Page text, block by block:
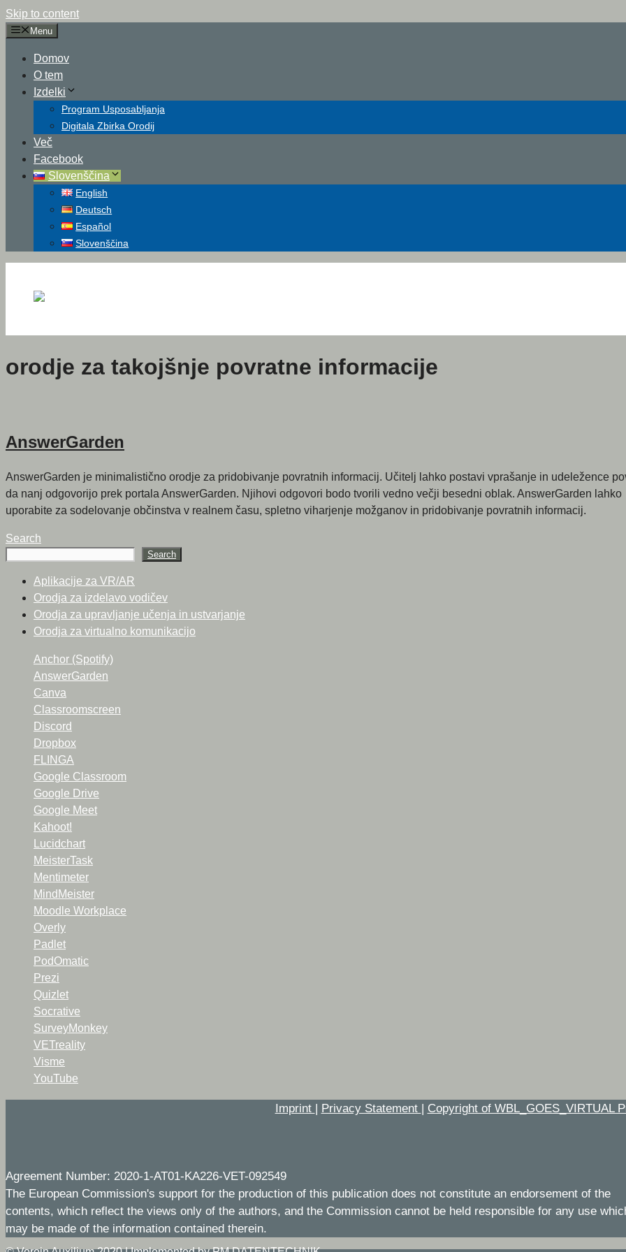
Skip to content
Menu
Domov
O tem
Izdelki
Program Usposabljanja
Digitala Zbirka Orodij
Več
Facebook
Slovenščina
English
Deutsch
Español
Slovenščina
orodje za takojšnje povratne informacije
AnswerGarden
AnswerGarden je minimalistično orodje za pridobivanje povratnih informacij. Učitelj lahko postavi vprašanje in udeležence
da nanj odgovorijo prek portala AnswerGarden. Njihovi odgovori bodo tvorili vedno večji besedni oblak. AnswerGarden lahko
uporabite za sodelovanje občinstva v realnem času, spletno viharjenje možganov in pridobivanje povratnih informacij.
Search
Search
Aplikacije za VR/AR
Orodja za izdelavo vodičev
Orodja za upravljanje učenja in ustvarjanje
Orodja za virtualno komunikacijo
Anchor (Spotify)
AnswerGarden
Canva
Classroomscreen
Discord
Dropbox
FLINGA
Google Classroom
Google Drive
Google Meet
Kahoot!
Lucidchart
MeisterTask
Mentimeter
MindMeister
Moodle Workplace
Overly
Padlet
PodOmatic
Prezi
Quizlet
Socrative
SurveyMonkey
VETreality
Visme
YouTube
Imprint | Privacy Statement | Copyright of WBL_GOES_VIRTUAL
Agreement Number: 2020-1-AT01-KA226-VET-092549
The European Commission's support for the production of this publication does not constitute an endorsement of the
contents, which reflect the views only of the authors, and the Commission cannot be held responsible for any use
may be made of the information contained therein.